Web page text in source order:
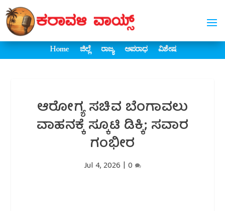
Home ಜಿಲ್ಲೆ ರಾಜ್ಯ ಅಪರಾಧ ವಿಶೇಷ
ಆರೋಗ್ಯ ಸಚಿವ ಬೆಂಗಾವಲು
ವಾಹನಕ್ಕೆ ಸ್ಕೂಟಿ ಡಿಕ್ಕಿ; ಸವಾರ
ಗಂಭೀರ
Jul 4, 2026 | 0